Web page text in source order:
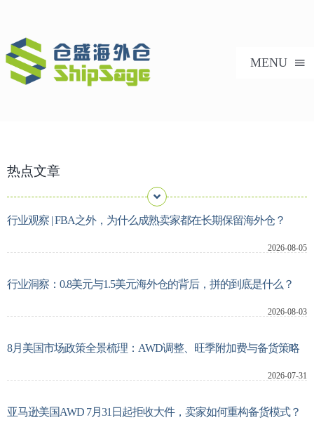
内
容
MENU
海外仓服务
新闻动态
热点文章
行业观察 | FBA之外，为什么成熟卖家都在长期保留海外仓？
2026-08-05
行业洞察：0.8美元与1.5美元海外仓的背后，拼的到底是什么？
2026-08-03
8月美国市场政策全景梳理：AWD调整、旺季附加费与备货策略
2026-07-31
亚马逊美国AWD 7月31日起拒收大件，卖家如何重构备货模式？